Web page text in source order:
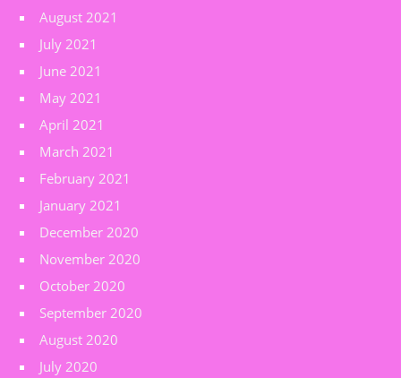
August 2021
July 2021
June 2021
May 2021
April 2021
March 2021
February 2021
January 2021
December 2020
November 2020
October 2020
September 2020
August 2020
July 2020